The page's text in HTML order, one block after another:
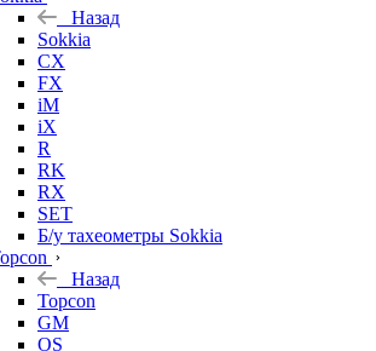
Назад
Sokkia
CX
FX
iM
iX
R
RK
RX
SET
Б/у тахеометры Sokkia
Назад
Topcon
GM
OS